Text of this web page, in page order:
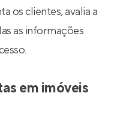
os clientes, avalia a
as informações
em imóveis